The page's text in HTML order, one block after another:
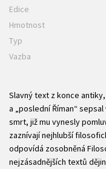
Edice
Hmotnost
Typ
Vazba
Slavný text z konce
a „poslední Říman“
smrt, již mu vynesly
zaznívají nejhlubší
odpovídá zosobněná
nejzásadnějších textů